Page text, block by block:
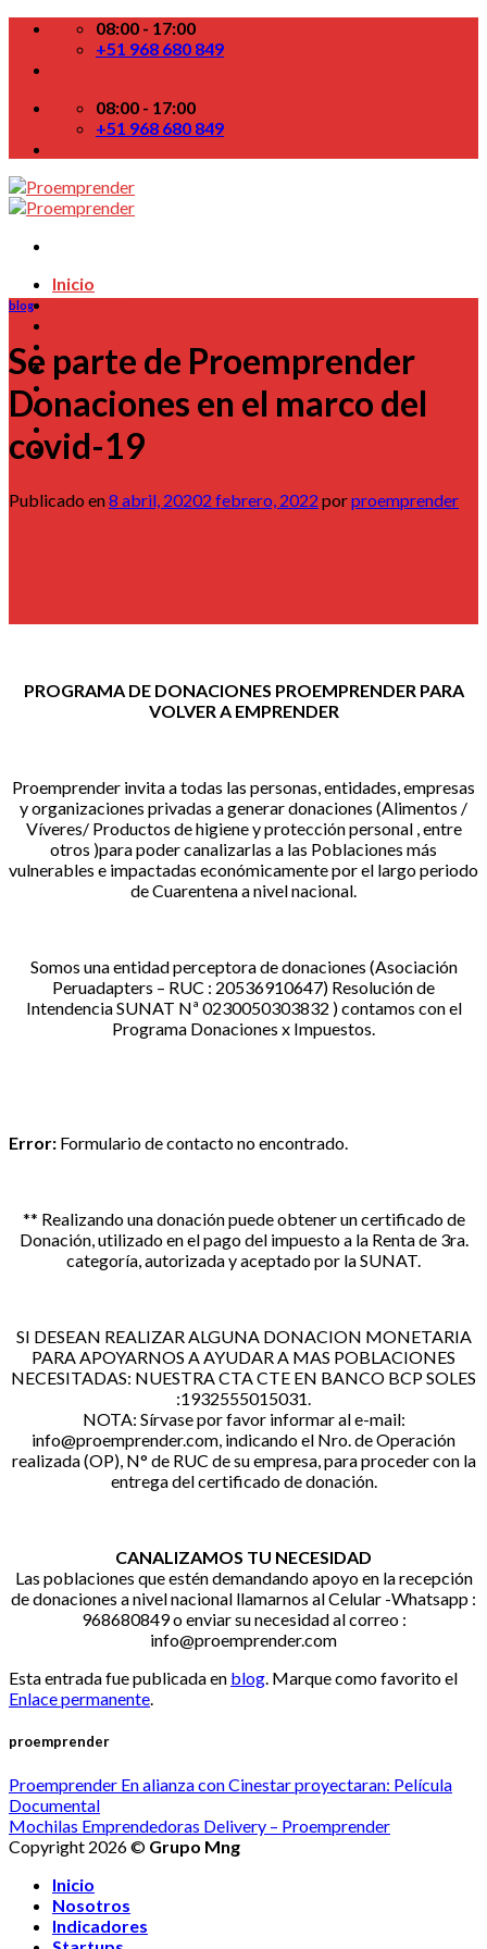
Skip
content
08:00 - 17:00
+51 968 680 849
08:00 - 17:00
+51 968 680 849
Inicio
Nosotros
Startups
Colabora
TV
Blog
Contactenos
blog
Se parte de Proemprender
Donaciones en el marco del
covid-19
Publicado en8 abril, 20202 febrero, 2022 porproemprender
PROGRAMA DE DONACIONES PROEMPRENDER PARA
VOLVER A EMPRENDER
Proemprender invita a todas las personas, entidades, empresas
y organizaciones privadas a generar donaciones (Alimentos /
Víveres/ Productos de higiene y protección personal , entre
otros )para poder canalizarlas a las Poblaciones más
vulnerables e impactadas económicamente por el largo periodo
de Cuarentena a nivel nacional.
Somos una entidad perceptora de donaciones (Asociación
Peruadapters – RUC : 20536910647) Resolución de
Intendencia SUNAT Nª 0230050303832 ) contamos con el
Programa Donaciones x Impuestos.
Error: Formulario de contacto no encontrado.
** Realizando una donación puede obtener un certificado de
Donación, utilizado en el pago del impuesto a la Renta de 3ra.
categoría, autorizada y aceptado por la SUNAT.
SI DESEAN REALIZAR ALGUNA DONACION MONETARIA
PARA APOYARNOS A AYUDAR A MAS POBLACIONES
NECESITADAS: NUESTRA CTA CTE EN BANCO BCP SOLES
:1932555015031.
NOTA: Sírvase por favor informar al e-mail:
info@proemprender.com, indicando el Nro. de Operación
realizada (OP), N° de RUC de su empresa, para proceder con la
entrega del certificado de donación.
CANALIZAMOS TU NECESIDAD
Las poblaciones que estén demandando apoyo en la recepción
de donaciones a nivel nacional llamarnos al Celular -Whatsapp :
968680849 o enviar su necesidad al correo :
info@proemprender.com
Esta entrada fue publicada en blog. Marque como favorito el
Enlace permanente.
proemprender
Proemprender En alianza con Cinestar proyectaran: Película
Documental
Mochilas Emprendedoras Delivery – Proemprender
Copyright 2026 © Grupo Mng
Inicio
Nosotros
Indicadores